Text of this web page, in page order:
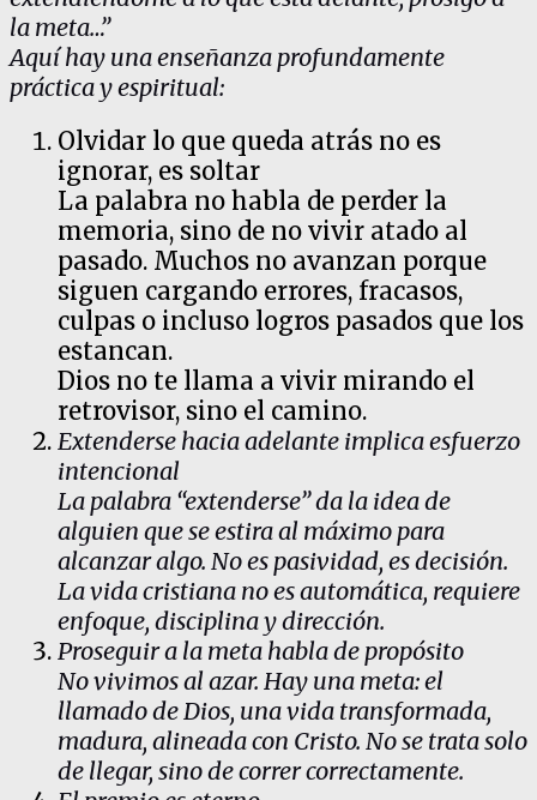
la meta…”
Aquí hay una enseñanza profundamente
práctica y espiritual:
Olvidar lo que queda atrás no es
ignorar, es soltar
La palabra no habla de perder la
memoria, sino de no vivir atado al
pasado. Muchos no avanzan porque
siguen cargando errores, fracasos,
culpas o incluso logros pasados que los
estancan.
Dios no te llama a vivir mirando el
retrovisor, sino el camino.
Extenderse hacia adelante implica esfuerzo
intencional
La palabra “extenderse” da la idea de
alguien que se estira al máximo para
alcanzar algo. No es pasividad, es decisión.
La vida cristiana no es automática, requiere
enfoque, disciplina y dirección.
Proseguir a la meta habla de propósito
No vivimos al azar. Hay una meta: el
llamado de Dios, una vida transformada,
madura, alineada con Cristo. No se trata solo
de llegar, sino de correr correctamente.